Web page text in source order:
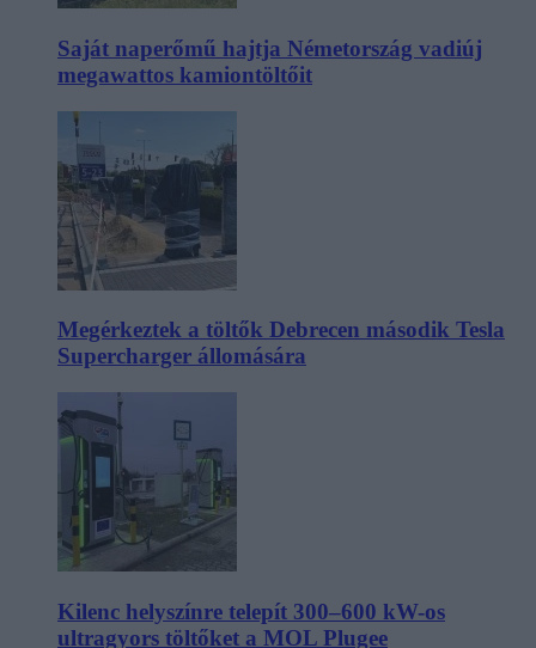
Saját naperőmű hajtja Németország vadiúj
megawattos kamiontöltőit
Megérkeztek a töltők Debrecen második Tesla
Supercharger állomására
Kilenc helyszínre telepít 300–600 kW-os
ultragyors töltőket a MOL Plugee